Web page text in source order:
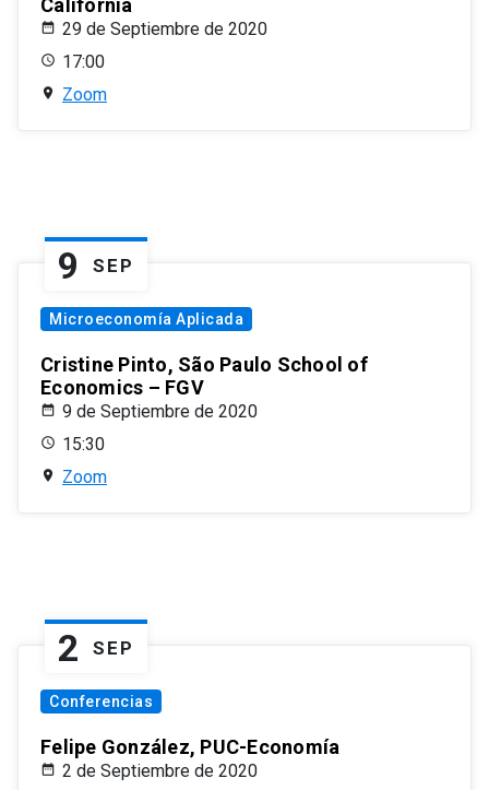
California
29 de Septiembre de 2020
17:00
Zoom
9 SEP
Microeconomía Aplicada
Cristine Pinto, São Paulo School of
Economics – FGV
9 de Septiembre de 2020
15:30
Zoom
2 SEP
Conferencias
Felipe González, PUC-Economía
2 de Septiembre de 2020